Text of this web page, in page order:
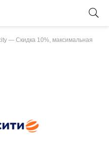
— Скидка 10%, максимальная